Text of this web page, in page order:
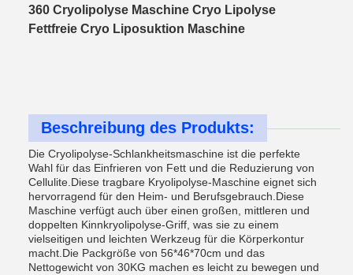
360 Cryolipolyse Maschine Cryo Lipolyse
Fettfreie Cryo Liposuktion Maschine
Beschreibung des Produkts:
Die Cryolipolyse-Schlankheitsmaschine ist die perfekte
Wahl für das Einfrieren von Fett und die Reduzierung von
Cellulite.Diese tragbare Kryolipolyse-Maschine eignet sich
hervorragend für den Heim- und Berufsgebrauch.Diese
Maschine verfügt auch über einen großen, mittleren und
doppelten Kinnkryolipolyse-Griff, was sie zu einem
vielseitigen und leichten Werkzeug für die Körperkontur
macht.Die Packgröße von 56*46*70cm und das
Nettogewicht von 30KG machen es leicht zu bewegen und